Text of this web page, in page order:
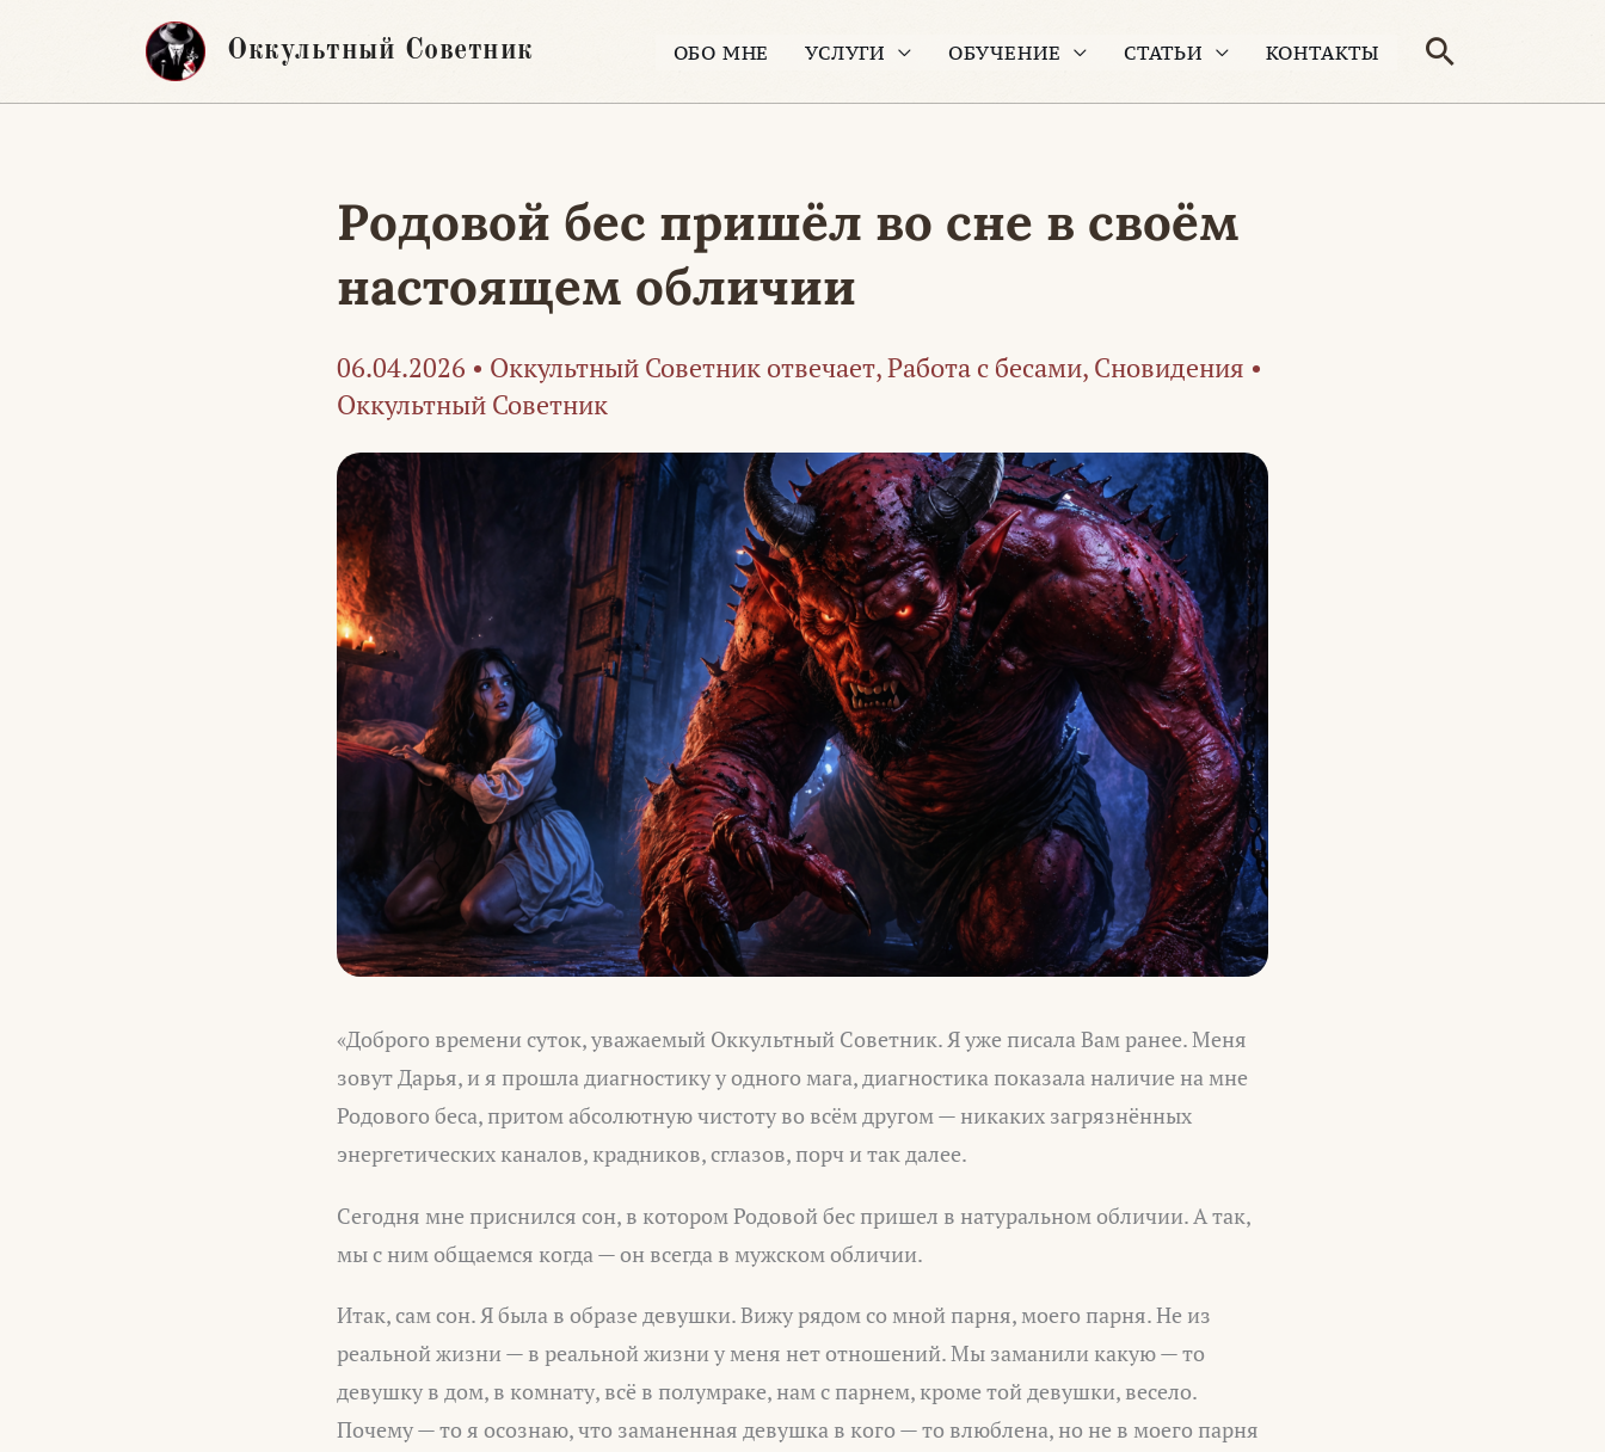
Оккультный Советник ОБО МНЕ УСЛУГИ ОБУЧЕНИЕ СТАТЬИ КОНТАКТЫ Поиск
Родовой бес пришёл во сне в своём
настоящем обличии
06.04.2026 • Оккультный Советник отвечает,Работа с бесами, Сновидения •
Оккультный Советник
«Доброго времени суток, уважаемый Оккультный Советник. Я уже писала Вам ранее. Меня
зовут Дарья, и я прошла диагностику у одного мага, диагностика показала наличие на мне
Родового беса, притом абсолютную чистоту во всём другом — никаких загрязнённых
энергетических каналов, крадников, сглазов, порч и так далее.
Сегодня мне приснился сон, в котором Родовой бес пришел в натуральном обличии. А так,
мы с ним общаемся когда — он всегда в мужском обличии.
Итак, сам сон. Я была в образе девушки. Вижу рядом со мной парня, моего парня. Не из
реальной жизни — в реальной жизни у меня нет отношений. Мы заманили какую — то
девушку в дом, в комнату, всё в полумраке, нам с парнем, кроме той девушки, весело.
Почему — то я осознаю, что заманенная девушка в кого — то влюблена, но не в моего парня